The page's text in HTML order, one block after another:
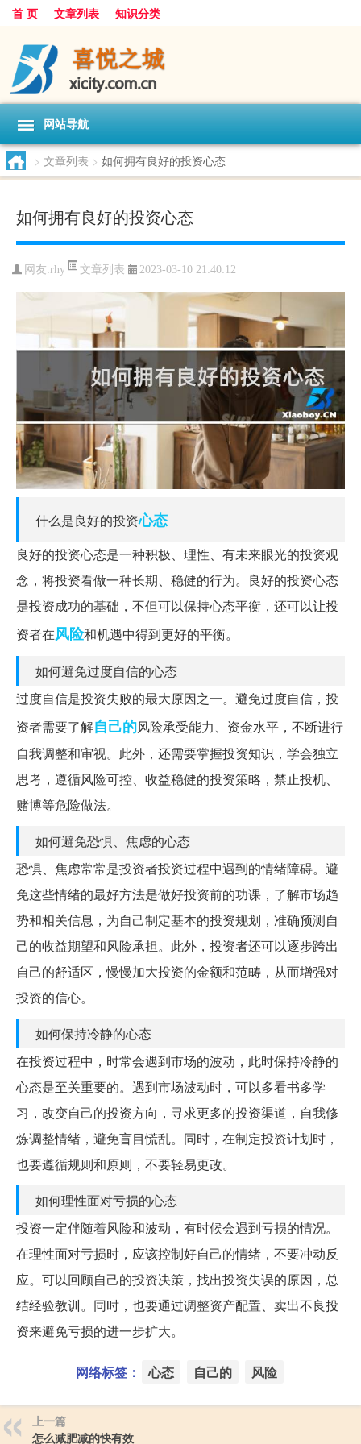
首 页 文章列表 知识分类
网站导航
> 文章列表 > 如何拥有良好的投资心态
如何拥有良好的投资心态
网友:rhy 文章列表 2023-03-10 21:40:12
什么是良好的投资心态
良好的投资心态是一种积极、理性、有未来眼光的投资观
念，将投资看做一种长期、稳健的行为。良好的投资心态
是投资成功的基础，不但可以保持心态平衡，还可以让投
资者在风险和机遇中得到更好的平衡。
如何避免过度自信的心态
过度自信是投资失败的最大原因之一。避免过度自信，投
资者需要了解自己的风险承受能力、资金水平，不断进行
自我调整和审视。此外，还需要掌握投资知识，学会独立
思考，遵循风险可控、收益稳健的投资策略，禁止投机、
赌博等危险做法。
如何避免恐惧、焦虑的心态
恐惧、焦虑常常是投资者投资过程中遇到的情绪障碍。避
免这些情绪的最好方法是做好投资前的功课，了解市场趋
势和相关信息，为自己制定基本的投资规划，准确预测自
己的收益期望和风险承担。此外，投资者还可以逐步跨出
自己的舒适区，慢慢加大投资的金额和范畴，从而增强对
投资的信心。
如何保持冷静的心态
在投资过程中，时常会遇到市场的波动，此时保持冷静的
心态是至关重要的。遇到市场波动时，可以多看书多学
习，改变自己的投资方向，寻求更多的投资渠道，自我修
炼调整情绪，避免盲目慌乱。同时，在制定投资计划时，
也要遵循规则和原则，不要轻易更改。
如何理性面对亏损的心态
投资一定伴随着风险和波动，有时候会遇到亏损的情况。
在理性面对亏损时，应该控制好自己的情绪，不要冲动反
应。可以回顾自己的投资决策，找出投资失误的原因，总
结经验教训。同时，也要通过调整资产配置、卖出不良投
资来避免亏损的进一步扩大。
网络标签： 心态 自己的 风险
上一篇
怎么减肥减的快有效